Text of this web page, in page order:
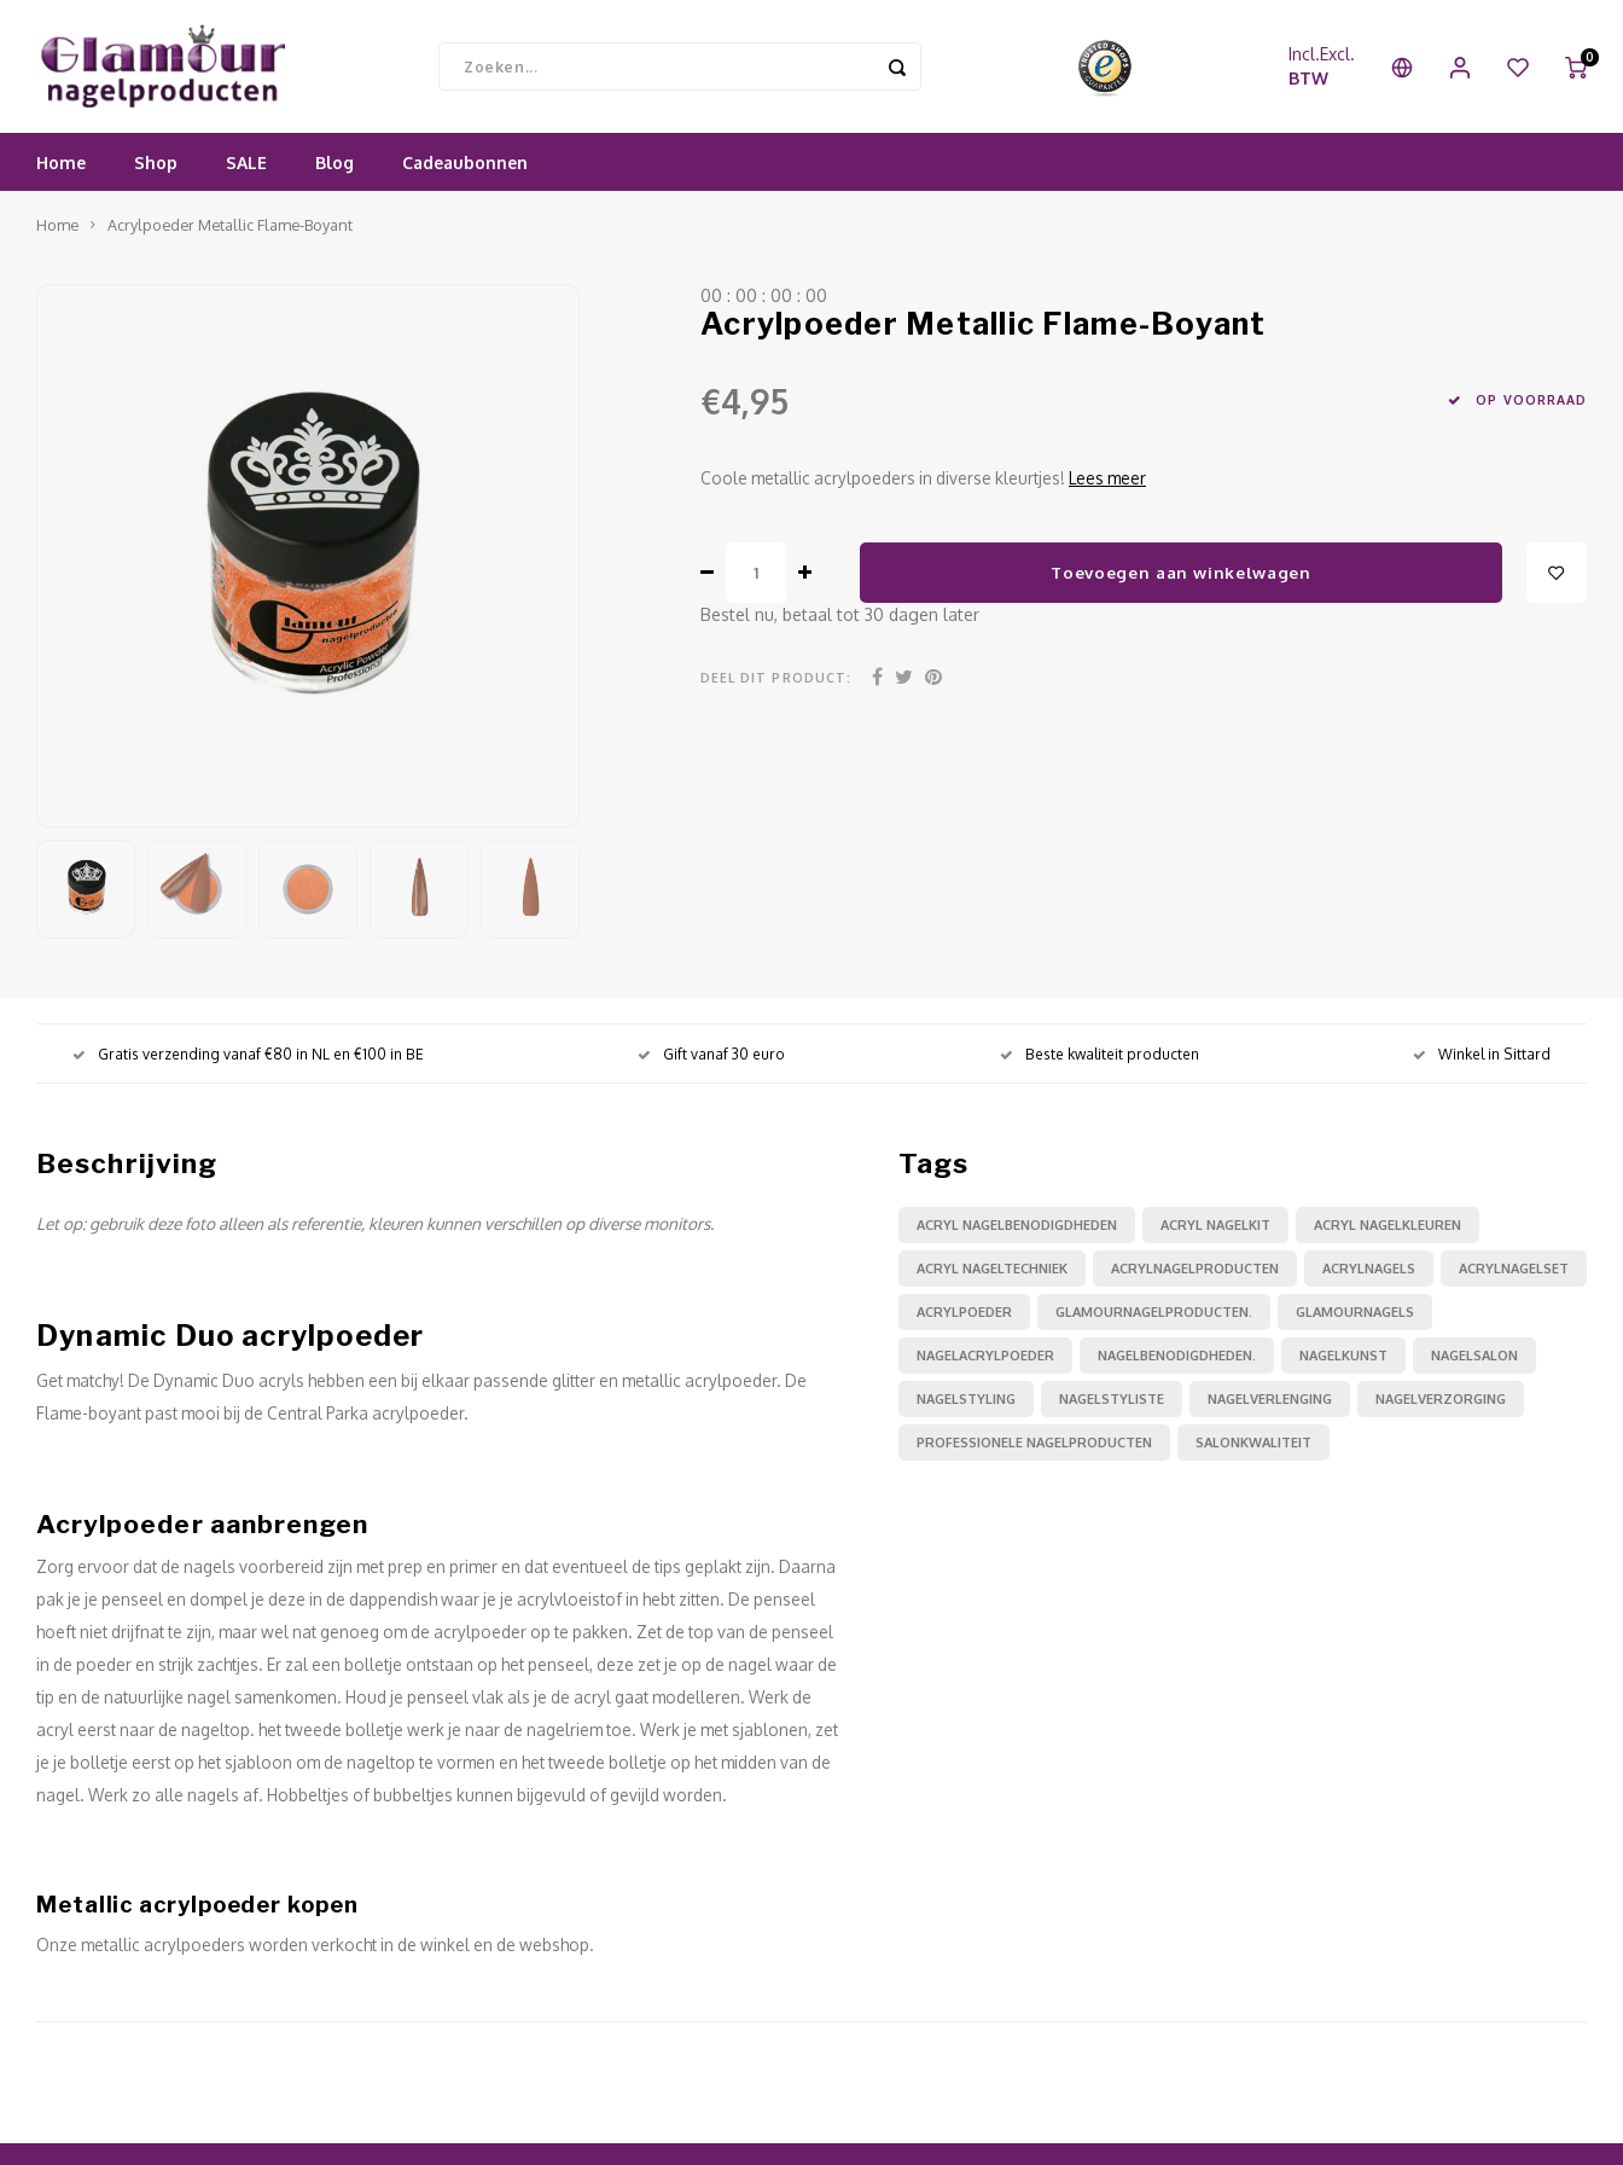
Incl.Excl.
BTW
0
Home Shop SALE Blog Cadeaubonnen
Home Acrylpoeder Metallic Flame-Boyant
00 : 00 : 00 : 00
Acrylpoeder Metallic Flame-Boyant
€4,95 OP VOORRAAD
Coole metallic acrylpoeders in diverse kleurtjes! Lees meer
Toevoegen aan winkelwagen
Bestel nu, betaal tot 30 dagen later
DEEL DIT PRODUCT:
Gratis verzending vanaf €80 in NL en €100 in BE Gift vanaf 30 euro Beste kwaliteit producten Winkel in Sittard
Beschrijving
Let op: gebruik deze foto alleen als referentie, kleuren kunnen verschillen op diverse monitors.
Dynamic Duo acrylpoeder
Get matchy! De Dynamic Duo acryls hebben een bij elkaar passende glitter en metallic acrylpoeder. De
Flame-boyant past mooi bij de Central Parka acrylpoeder.
Acrylpoeder aanbrengen
Zorg ervoor dat de nagels voorbereid zijn met prep en primer en dat eventueel de tips geplakt zijn. Daarna
pak je je penseel en dompel je deze in de dappendish waar je je acrylvloeistof in hebt zitten. De penseel
hoeft niet drijfnat te zijn, maar wel nat genoeg om de acrylpoeder op te pakken. Zet de top van de penseel
in de poeder en strijk zachtjes. Er zal een bolletje ontstaan op het penseel, deze zet je op de nagel waar de
tip en de natuurlijke nagel samenkomen. Houd je penseel vlak als je de acryl gaat modelleren. Werk de
acryl eerst naar de nageltop. het tweede bolletje werk je naar de nagelriem toe. Werk je met sjablonen, zet
je je bolletje eerst op het sjabloon om de nageltop te vormen en het tweede bolletje op het midden van de
nagel. Werk zo alle nagels af. Hobbeltjes of bubbeltjes kunnen bijgevuld of gevijld worden.
Metallic acrylpoeder kopen
Onze metallic acrylpoeders worden verkocht in de winkel en de webshop.
Tags
ACRYL NAGELBENODIGDHEDEN ACRYL NAGELKIT ACRYL NAGELKLEUREN
ACRYL NAGELTECHNIEK ACRYLNAGELPRODUCTEN ACRYLNAGELS ACRYLNAGELSET
ACRYLPOEDER GLAMOURNAGELPRODUCTEN. GLAMOURNAGELS
NAGELACRYLPOEDER NAGELBENODIGDHEDEN. NAGELKUNST NAGELSALON
NAGELSTYLING NAGELSTYLISTE NAGELVERLENGING NAGELVERZORGING
PROFESSIONELE NAGELPRODUCTEN SALONKWALITEIT